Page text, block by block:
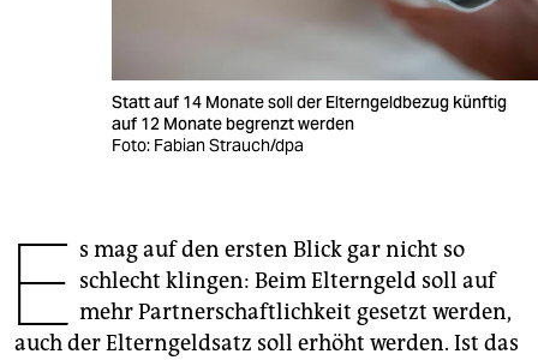
fragen & hilfe
unterstützen
genossenschaft
epaper login
Statt auf 14 Monate soll der Elterngeldbezug künftig
auf 12 Monate begrenzt werden
Foto: Fabian Strauch/dpa
E s mag auf den ersten Blick gar nicht so
schlecht klingen: Beim Elterngeld soll auf
mehr Partnerschaftlichkeit gesetzt werden,
auch der Elterngeldsatz soll erhöht werden. Ist das